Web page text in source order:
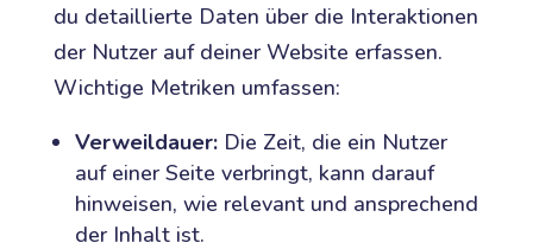
du detaillierte Daten über die Interaktionen
der Nutzer auf deiner Website erfassen.
Wichtige Metriken umfassen:
Verweildauer:Die Zeit, die ein Nutzer
auf einer Seite verbringt, kann darauf
hinweisen, wie relevant und ansprechend
der Inhalt ist.